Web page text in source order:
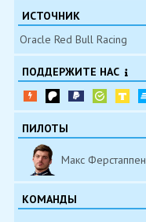
ИСТОЧНИК
Oracle Red Bull Racing
ПОДДЕРЖИТЕ НАС
ПИЛОТЫ
Макс Ферстаппен
КОМАНДЫ